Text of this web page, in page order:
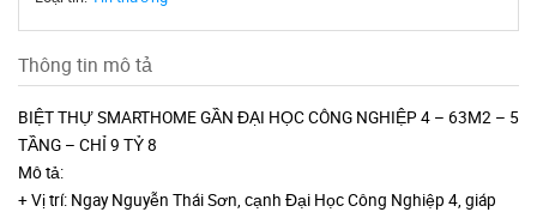
Thông tin mô tả
BIỆT THỰ SMARTHOME GẦN ĐẠI HỌC CÔNG NGHIỆP 4 – 63M2 – 5
TẦNG – CHỈ 9 TỶ 8
Mô tả:
+ Vị trí: Ngay Nguyễn Thái Sơn, cạnh Đại Học Công Nghiệp 4, giáp